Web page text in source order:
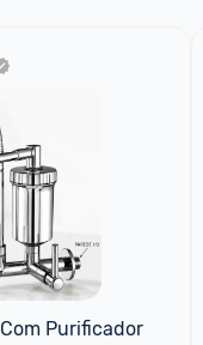
Purificador